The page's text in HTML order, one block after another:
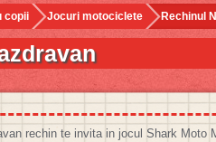
copii Jocuri motociclete Rechinul
rechin te invita in jocul Shark Moto